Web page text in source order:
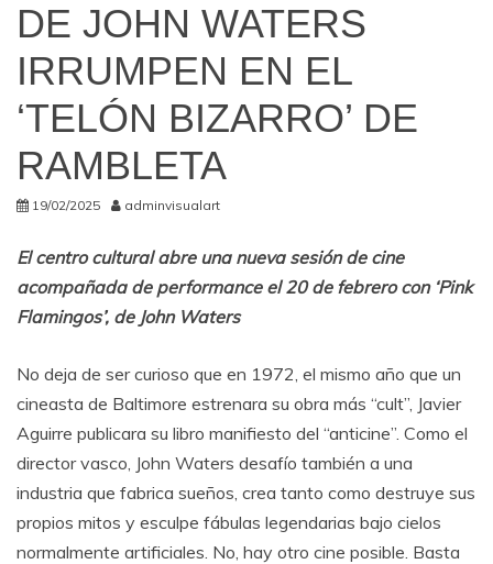
DE JOHN WATERS
IRRUMPEN EN EL
‘TELÓN BIZARRO’ DE
RAMBLETA
19/02/2025 adminvisualart
El centro cultural abre una nueva sesión de cine
acompañada de performance el 20 de febrero con ‘Pink
Flamingos’, de John Waters
No deja de ser curioso que en 1972, el mismo año que un
cineasta de Baltimore estrenara su obra más “cult”, Javier
Aguirre publicara su libro manifiesto del “anticine”. Como el
director vasco, John Waters desafío también a una
industria que fabrica sueños, crea tanto como destruye sus
propios mitos y esculpe fábulas legendarias bajo cielos
normalmente artificiales. No, hay otro cine posible. Basta